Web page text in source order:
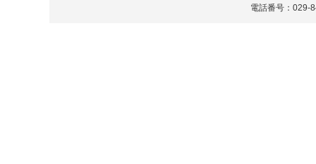
電話番号：